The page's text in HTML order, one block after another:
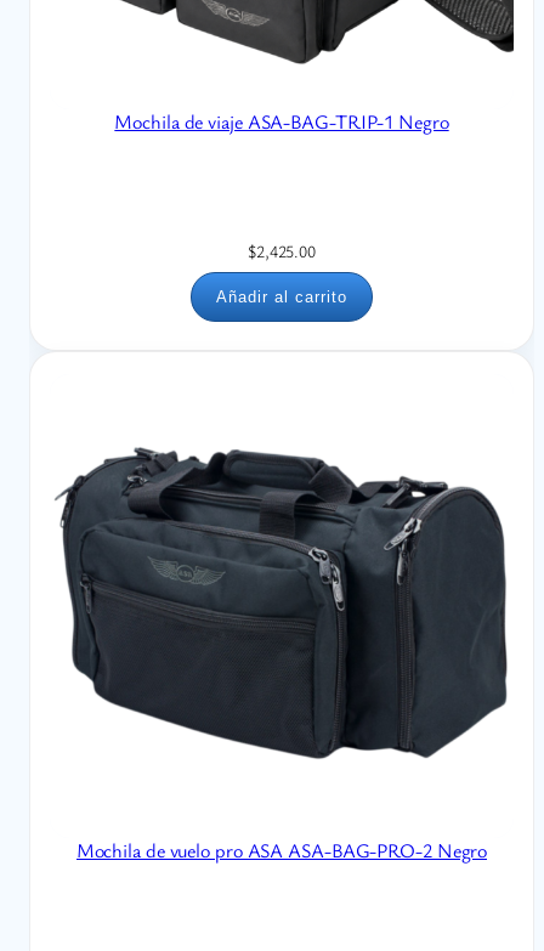
Mochila de viaje ASA-BAG-TRIP-1 Negro
$2,425.00
Añadir al carrito
Mochila de vuelo pro ASA ASA-BAG-PRO-2 Negro